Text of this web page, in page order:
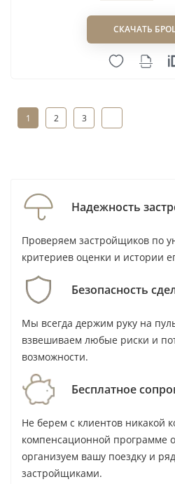
СКАЧАТЬ
1 2 3
Надежность
Проверяем застройщиков по
критериев оценки и истории
Безопасность
Мы всегда держим руку на
взвешиваем любые риски и
возможности.
Бесплатное
Не берем с клиентов никакой
компенсационной программе
организуем вашу поездку и
застройщиками.